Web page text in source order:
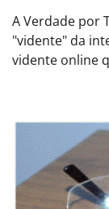
A Verdade por
"vidente" da
vidente online